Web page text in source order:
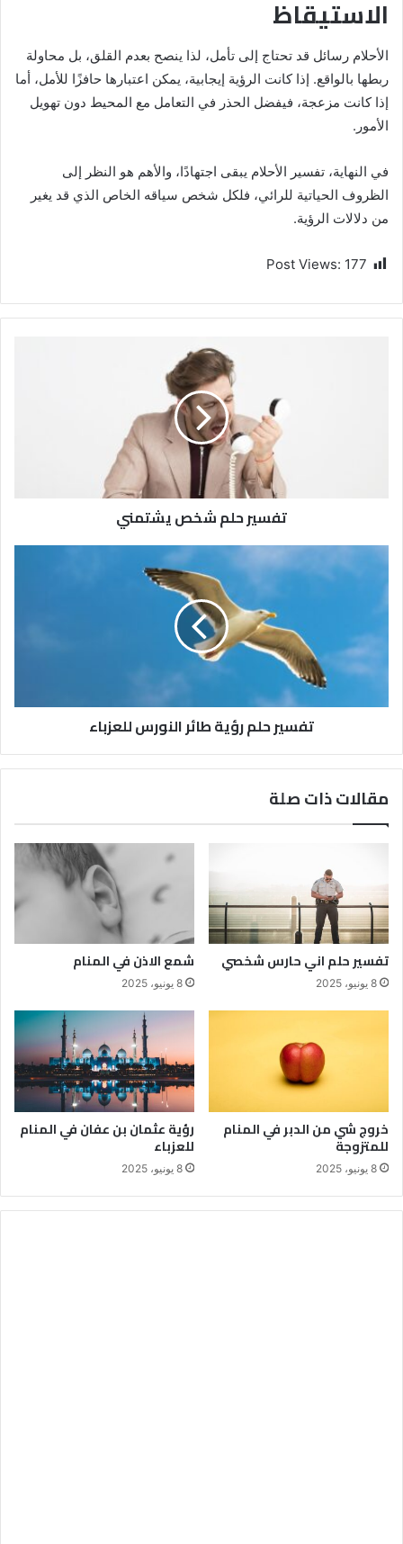
الاستيقاظ
الأحلام رسائل قد تحتاج إلى تأمل، لذا ينصح بعدم القلق، بل محاولة
ربطها بالواقع. إذا كانت الرؤية إيجابية، يمكن اعتبارها حافزًا للأمل، أما
إذا كانت مزعجة، فيفضل الحذر في التعامل مع المحيط دون تهويل
الأمور.
في النهاية، تفسير الأحلام يبقى اجتهادًا، والأهم هو النظر إلى
الظروف الحياتية للرائي، فلكل شخص سياقه الخاص الذي قد يغير
من دلالات الرؤية.
Post Views: 177
تفسير حلم شخص يشتمني
تفسير حلم رؤية طائر النورس للعزباء
مقالات ذات صلة
تفسير حلم اني حارس شخصي
8 يونيو، 2025
شمع الاذن في المنام
8 يونيو، 2025
خروج شي من الدبر في المنام
للمتزوجة
8 يونيو، 2025
رؤية عثمان بن عفان في المنام
للعزباء
8 يونيو، 2025